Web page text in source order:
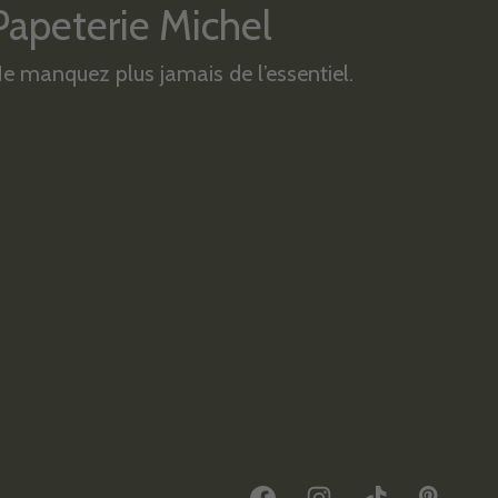
Michel
manquez plus jamais de l’essentiel.